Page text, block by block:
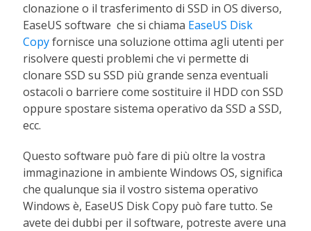
clonazione o il trasferimento di SSD in OS diverso,
EaseUS software che si chiama EaseUS Disk
Copyfornisce una soluzione ottima agli utenti per
risolvere questi problemi che vi permette di
clonare SSD su SSD più grande senza eventuali
ostacoli o barriere come sostituire il HDD con SSD
oppure spostare sistema operativo da SSD a SSD,
ecc.
Questo software può fare di più oltre la vostra
immaginazione in ambiente Windows OS, significa
che qualunque sia il vostro sistema operativo
Windows è, EaseUS Disk Copy può fare tutto. Se
avete dei dubbi per il software, potreste avere una